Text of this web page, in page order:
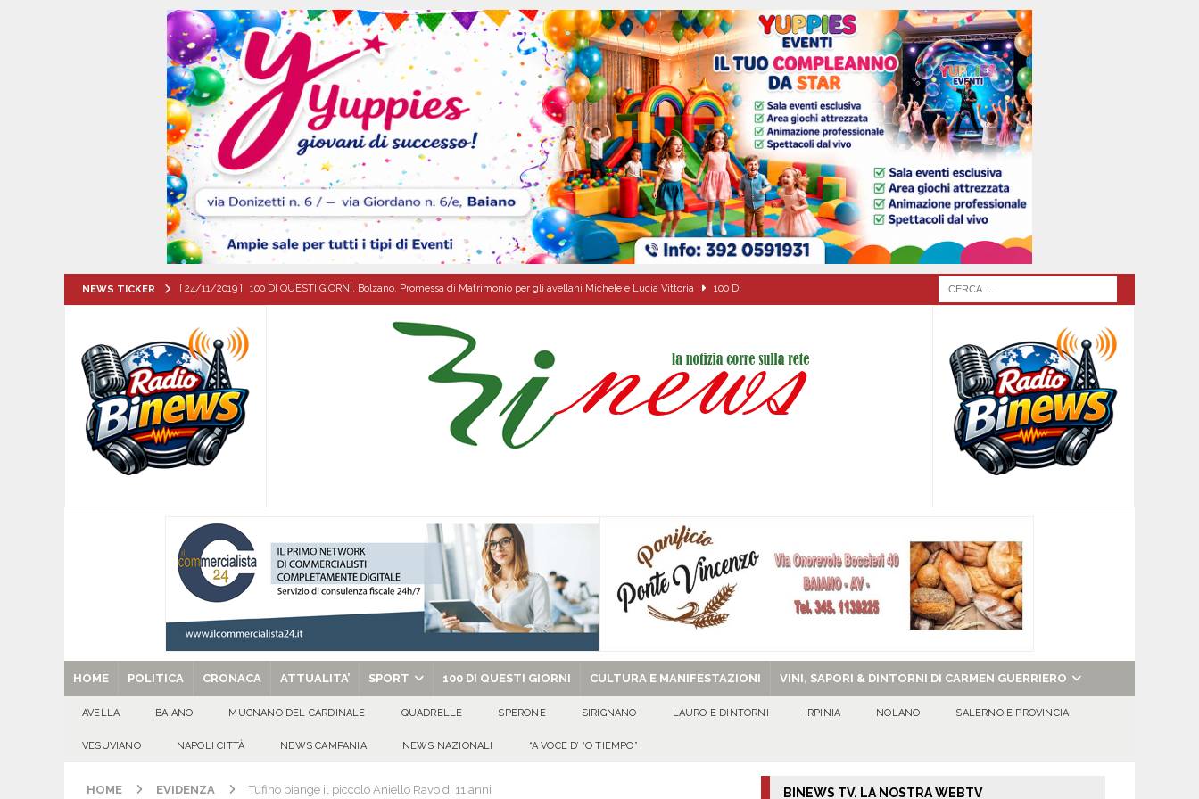
NEWS TICKER [ 24/11/2019 ] 100 DI QUESTI GIORNI. Bolzano, Promessa di Matrimonio per gli avellani Michele e Lucia Vittoria 100 DI
[ 07/08/2026 ] Lioni, si presenta il libro “Tu sei per me lo specchio e il porto” D’Amelio: “Gettiamo un seme d’impegno futuro
per tante e tanti”
[ 07/08/2026 ] Per la dignità del gonfalone di Sant’Andrea — Appello per l’inclusione e la tutela delle tradizioni di Sirignano
CULTURA E MANIFESTAZIONI
[ 07/08/2026 ]
[ 07/08/2026 ] Santa Filomena: una storia di fede che vive da oltre due secoli
[ 29/08/2025 ] SANT’Oggi. Venerdì 29 agosto la chiesa celebra il Martirio di san Giovanni Battista e santa Sabina EVIDENZA
HOME POLITICA CRONACA ATTUALITA’ SPORT 100 DI QUESTI GIORNI CULTURA E MANIFESTAZIONI VINI, SAPORI & DINTORNI DI CARMEN GUERRIERO
AVELLA BAIANO MUGNANO DEL CARDINALE QUADRELLE SPERONE SIRIGNANO LAURO E DINTORNI IRPINIA NOLANO SALERNO E PROVINCIA
VESUVIANO NAPOLI CITTÀ NEWS CAMPANIA NEWS NAZIONALI “A VOCE D’ ‘O TIEMPO”
HOME EVIDENZA Tufino piange il piccolo Aniello Ravo di 11 anni BINEWS TV. LA NOSTRA WEBTV